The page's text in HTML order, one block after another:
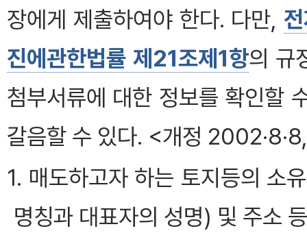
장에게 제출하여야 한다. 다만,
진에관한법률 제21조제1항의 규
첨부서류에 대한 정보를 확인할
갈음할 수 있다. <개정
1. 매도하고자 하는 토지등의 소
명칭과 대표자의 성명) 및 주소